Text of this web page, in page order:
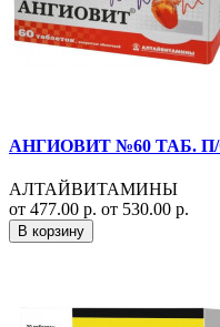
АНГИОВИТ №60 ТАБ.
АЛТАЙВИТАМИНЫ
от 477.00 р. от 530.00 р.
В корзину